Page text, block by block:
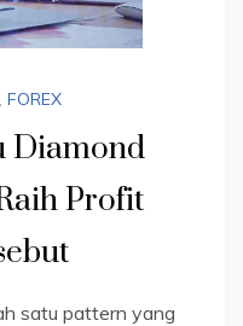
FOREX
Diamond
Profit
satu pattern yang